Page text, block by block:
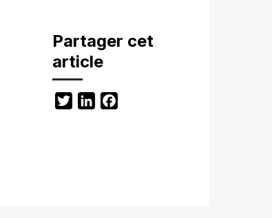
Partager cet
article
TwitterLinkedIn